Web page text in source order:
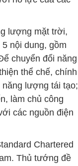
lượng mặt trời,
nội dung, gồm
chuyển đổi năng
thể chế, chính
năng lượng tái tạo;
làm chủ công
các nguồn điện
Chartered
Thủ tướng đề